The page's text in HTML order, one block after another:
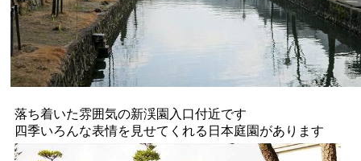
落ち着いた雰囲気の新渓園入口付近です
四季いろんな表情を見せてくれる日本庭園があります